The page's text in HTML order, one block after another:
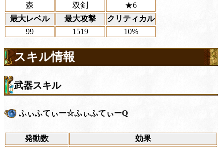
森
双剣
★6
最大レベル
最大攻撃
クリティカル
99
1519 10%
スキル情報
武器スキル
ふぃふてぃー☆ふぃふてぃーQ
発動数 効果